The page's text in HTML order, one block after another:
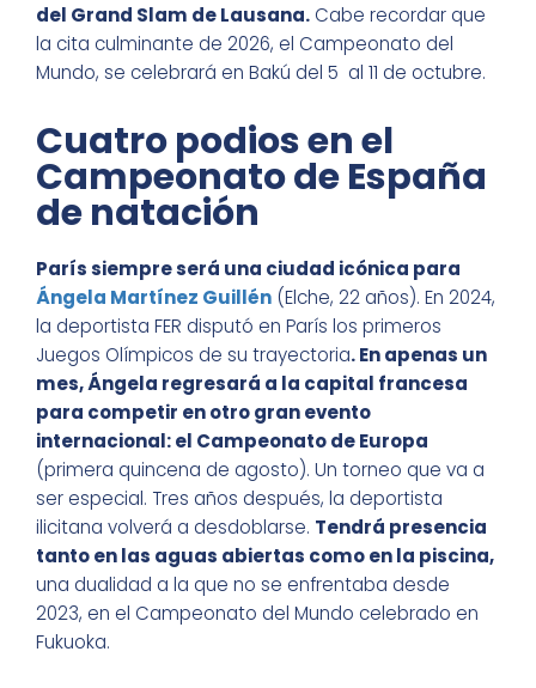
del Grand Slam de Lausana. Cabe recordar que
la cita culminante de 2026, el Campeonato del
Mundo, se celebrará en Bakú del 5 al 11 de octubre.
Cuatro podios en el
Campeonato de España
de natación
París siempre será una ciudad icónica para
Ángela Martínez Guillén (Elche, 22 años). En 2024,
la deportista FER disputó en París los primeros
Juegos Olímpicos de su trayectoria. En apenas un
mes, Ángela regresará a la capital francesa
para competir en otro gran evento
internacional: el Campeonato de Europa
(primera quincena de agosto). Un torneo que va a
ser especial. Tres años después, la deportista
ilicitana volverá a desdoblarse. Tendrá presencia
tanto en las aguas abiertas como en la piscina,
una dualidad a la que no se enfrentaba desde
2023, en el Campeonato del Mundo celebrado en
Fukuoka.